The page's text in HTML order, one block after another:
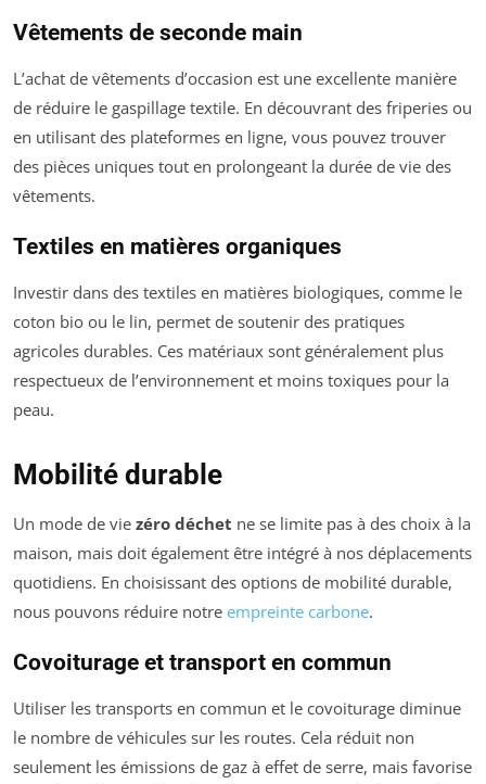
Vêtements de seconde main
L’achat de vêtements d’occasion est une excellente manière
de réduire le gaspillage textile. En découvrant des friperies ou
en utilisant des plateformes en ligne, vous pouvez trouver
des pièces uniques tout en prolongeant la durée de vie des
vêtements.
Textiles en matières organiques
Investir dans des textiles en matières biologiques, comme le
coton bio ou le lin, permet de soutenir des pratiques
agricoles durables. Ces matériaux sont généralement plus
respectueux de l’environnement et moins toxiques pour la
peau.
Mobilité durable
Un mode de vie zéro déchet ne se limite pas à des choix à la
maison, mais doit également être intégré à nos déplacements
quotidiens. En choisissant des options de mobilité durable,
nous pouvons réduire notre empreinte carbone.
Covoiturage et transport en commun
Utiliser les transports en commun et le covoiturage diminue
le nombre de véhicules sur les routes. Cela réduit non
seulement les émissions de gaz à effet de serre, mais favorise